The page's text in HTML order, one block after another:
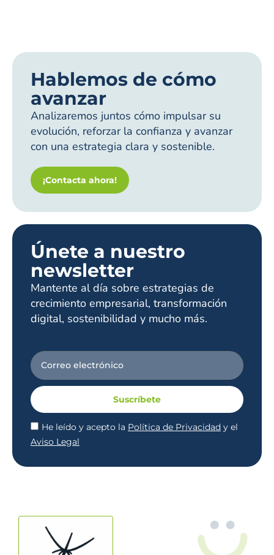
Hablemos de cómo
avanzar
Analizaremos juntos cómo impulsar su
evolución, reforzar la confianza y avanzar
con una estrategia clara y sostenible.
¡Contacta ahora!
Únete a nuestro
newsletter
Mantente al día sobre estrategias de
crecimiento empresarial, transformación
digital, sostenibilidad y mucho más.
He leído y acepto la Política de Privacidad y el
Aviso Legal
Suscríbete